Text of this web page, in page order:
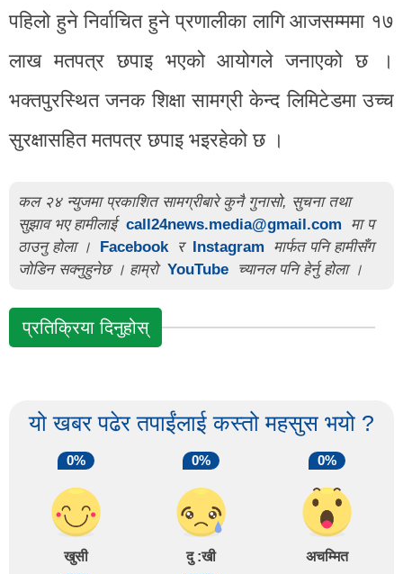
पहिलो हुने निर्वाचित हुने प्रणालीका लागि आजसम्ममा १७
लाख मतपत्र छपाइ भएको आयोगले जनाएको छ ।
भक्तपुरस्थित जनक शिक्षा सामग्री केन्द लिमिटेडमा उच्च
सुरक्षासहित मतपत्र छपाइ भइरहेको छ ।
कल २४ न्युजमा प्रकाशित सामग्रीबारे कुनै गुनासो, सुचना तथा
सुझाव भए हामीलाई call24news.media@gmail.com
मा प
ठाउनु होला ।
Facebook र Instagram
मार्फत पनि हामीसँग
जोडिन सक्नुहुनेछ । हाम्रो YouTube च्यानल पनि हेर्नु होला ।
प्रतिक्रिया दिनुहोस्
यो खबर पढेर तपाईंलाई कस्तो महसुस भयो ?
0%
खुसी
0%
दु :खी
0%
अचम्मित